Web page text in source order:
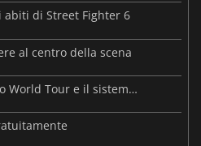
di Street Fighter 6
al centro della scena
Street Fighter 6 svela il suo World Tour e il sistema di avatar